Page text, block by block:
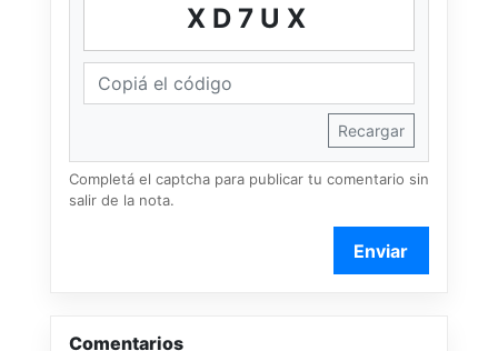
XD7UX
Recargar
Completá el captcha para publicar tu comentario sin
salir de la nota.
Enviar
Comentarios